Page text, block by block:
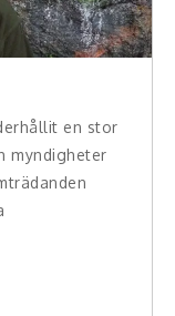
en stor
myndigheter